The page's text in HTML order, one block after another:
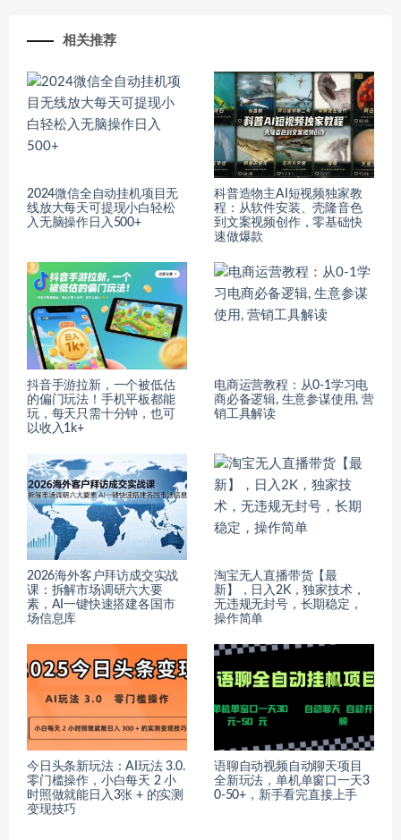
相关推荐
2024微信全自动挂机项目无
线放大每天可提现小白轻松
入无脑操作日入500+
科普造物主AI短视频独家教
程：从软件安装、壳隆音色
到文案视频创作，零基础快
速做爆款
抖音手游拉新，一个被低估
的偏门玩法！手机平板都能
玩，每天只需十分钟，也可
以收入1k+
电商运营教程：从0-1学习电
商必备逻辑, 生意参谋使用, 营
销工具解读
2026海外客户拜访成交实战
课：拆解市场调研六大要
素，AI一键快速搭建各国市
场信息库
淘宝无人直播带货【最
新】，日入2K，独家技术，
无违规无封号，长期稳定，
操作简单
今日头条新玩法：AI玩法 3.0.
零门槛操作，小白每天 2 小
时照做就能日入3张 + 的实测
变现技巧
语聊自动视频自动聊天项目
全新玩法，单机单窗口一天3
0-50+，新手看完直接上手